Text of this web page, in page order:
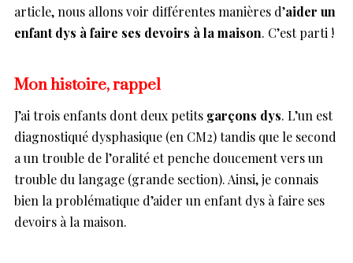
article, nous allons voir différentes manières d’aider un
enfant dys à faire ses devoirs à la maison. C’est parti !
Mon histoire, rappel
J’ai trois enfants dont deux petits garçons dys. L’un est
diagnostiqué dysphasique (en CM2) tandis que le second
a un trouble de l’oralité et penche doucement vers un
trouble du langage (grande section). Ainsi, je connais
bien la problématique d’aider un enfant dys à faire ses
devoirs à la maison.